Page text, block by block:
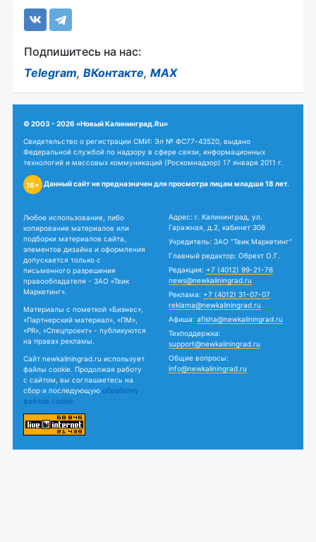
Подпишитесь на нас:
Telegram, ВКонтакте, MAX
© 2003 - 2026 «Новый Калининград.Ru»
Свидетельство о регистрации СМИ: Эл № ФС77-43520, выдано
Федеральной службой по надзору в сфере связи, информационных
технологий и массовых коммуникаций (Роскомнадзор) 17 января 2011 г.
18+ Данный сайт не предназначен для просмотра лицам младше 18 лет.
Любое использование, либо
копирование материалов или
подборки материалов сайта,
элементов дизайна и оформления
допускается только с
письменного разрешения
правообладателя - ЗАО «Твик
Маркетинг».
Материалы с пометкой «Бизнес»,
«Партнерский материал», «ПМ»,
«PR», «Спецпроект» - публикуются
на правах рекламы.
Сайт newkaliningrad.ru использует
файлы cookie. Продолжая работу
с сайтом, вы соглашаетесь на
сбор и последующую обработку
файлов cookie.
Адрес: г. Калининград, ул.
Гаражная, д.2, кабинет 308
Учредитель: ЗАО "Твик Маркетинг"
Главный редактор: Обрехт О.Г.
Редакция: +7 (4012) 99-21-76
news@newkaliningrad.ru
Реклама: +7 (4012) 31-07-07
reklama@newkaliningrad.ru
Афиша: afisha@newkaliningrad.ru
Техподдержка:
support@newkaliningrad.ru
Общие вопросы:
info@newkaliningrad.ru